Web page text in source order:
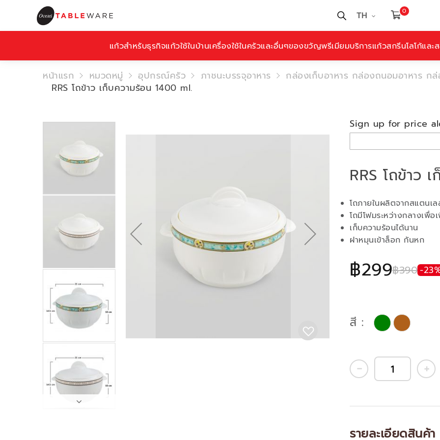
TH 0
แก้วสำหรับธุรกิจแก้วใช้ในบ้านเครื่องใช้ในครัวและอื่นๆของขวัญพรีเมียมบริการแก้วสกรีนโลโก้และ
หน้าแรก หมวดหมู่ อุปกรณ์ครัว ภาชนะบรรจุอาหาร
กล่องเก็บอาหาร กล่องถนอมอาหาร ก
RRS โถข้าว เก็บความร้อน 1400 ml.
RRS โถข้าว
฿299฿390-
โถภายในผลิตจากสแตน
โถมีโฟมระหว่างกลางเพื่
เก็บความร้อนได้นาน
ฝาหมุนเข้าล็อก กันหก
Sign up for price
สี
รายละเอียดสินค้า